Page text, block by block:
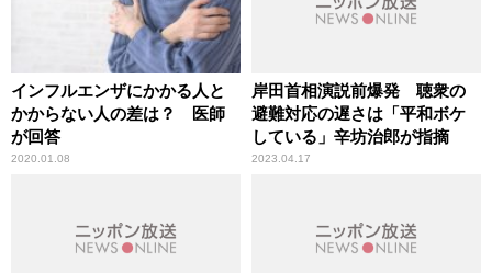
インフルエンザにかかる人と
かからない人の差は？ 医師
が回答
2020.01.08
岸田首相演説前爆発 聴衆の
避難対応の遅さは「平和ボケ
している」辛坊治郎が指摘
2023.04.17